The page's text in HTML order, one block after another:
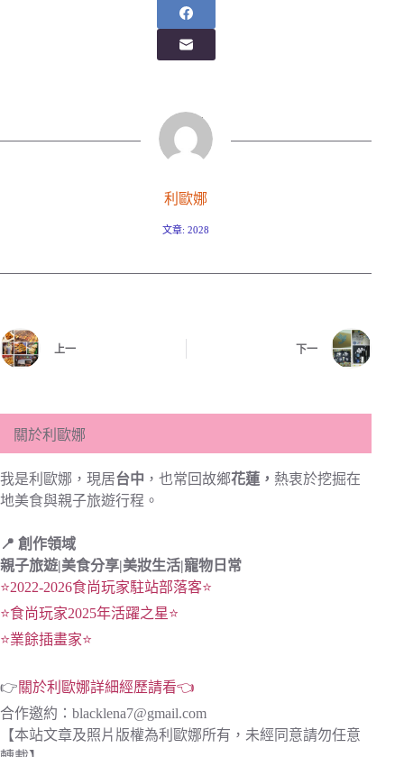
利歐娜
文章: 2028
上一 下一
關於利歐娜
我是利歐娜，現居台中 ，也常回故鄉花蓮， 熱衷於挖掘在
地美食與親子旅遊行程。
📍 創作領域
親子旅遊|美食分享|美妝生活|寵物日常
⭐2022-2026食尚玩家駐站部落客⭐
⭐食尚玩家2025年活躍之星⭐
⭐業餘插畫家⭐
👉關於利歐娜詳細經歷請看👈
合作邀約： blacklena7@gmail.com
【本站文章及照片版權為利歐娜所有，未經同意請勿任意